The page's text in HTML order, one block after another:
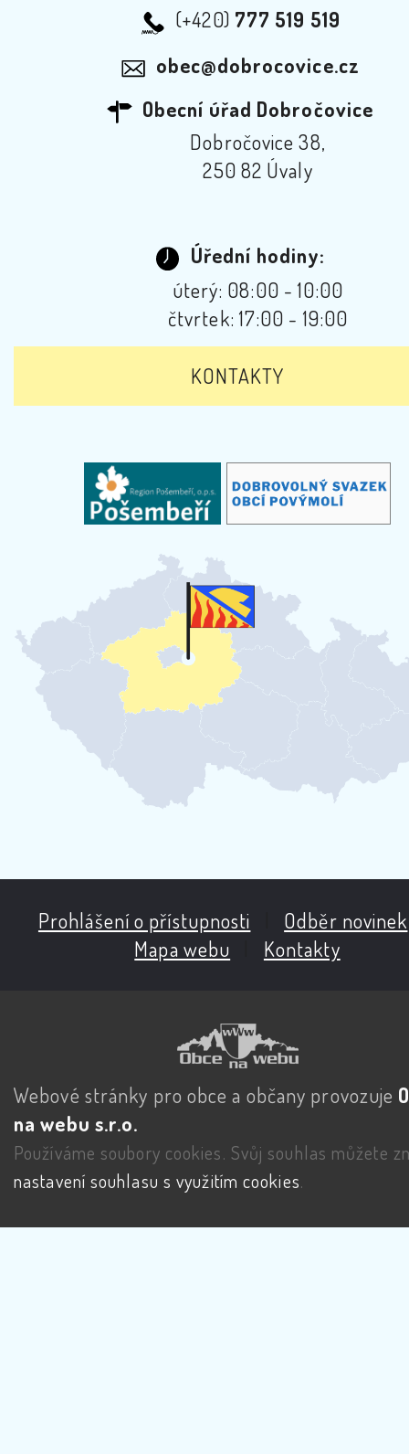
(+420) 777 519 519
obec@dobrocovice.cz
Obecní úřad Dobročovice
Dobročovice 38,
250 82 Úvaly
Úřední hodiny:
úterý: 08:00 - 10:00
čtvrtek: 17:00 - 19:00
KONTAKTY
Prohlášení o přístupnosti Odběr novinek
Mapa webu
Kontakty
Webové stránky pro obce a občany provozuje
na webu s.r.o.
Používáme soubory cookies. Svůj souhlas můžete
nastavení souhlasu s využitím cookies.